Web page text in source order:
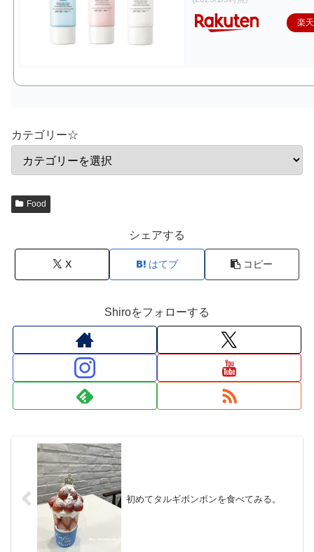
楽
カテゴリー☆
Food
シェアする
X はてブ コピー
Shiroをフォローする
初めてタルギボンボンを食べてみる。